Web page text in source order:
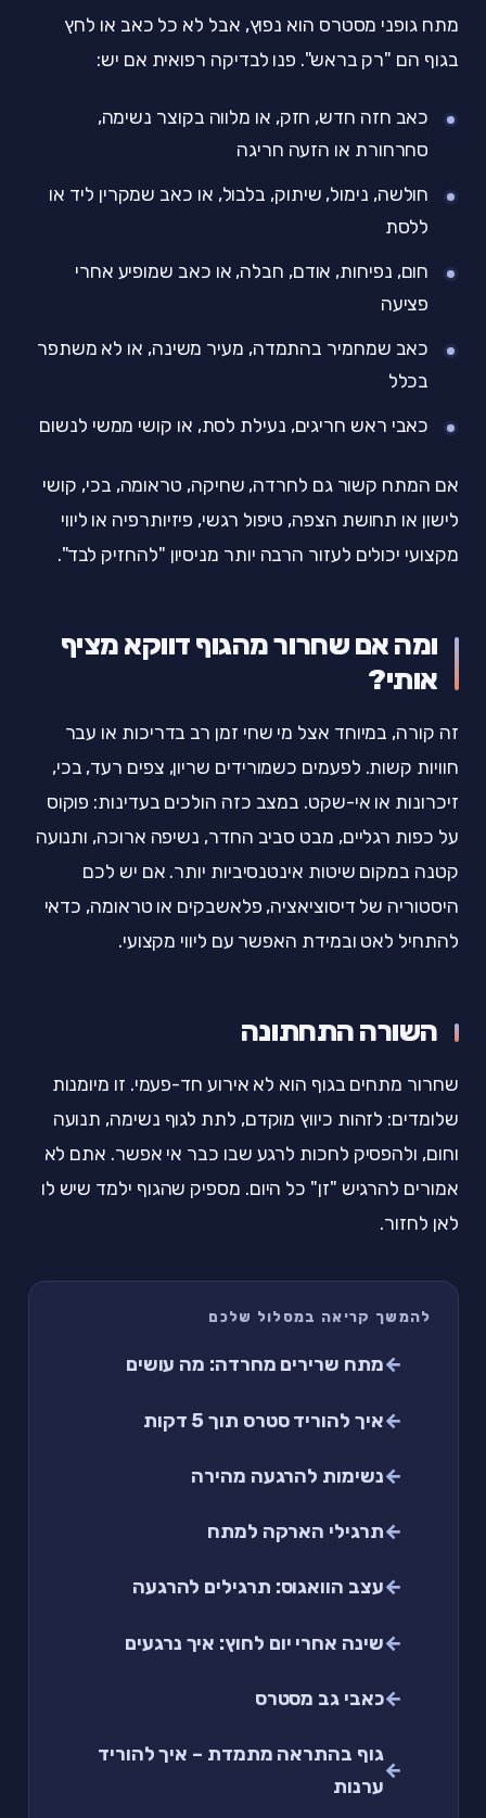
מתח גופני מסטרס הוא נפוץ, אבל לא כל כאב או לחץ
בגוף הם "רק בראש". פנו לבדיקה רפואית אם יש:
כאב חזה חדש, חזק, או מלווה בקוצר נשימה,
סחרחורת או הזעה חריגה
חולשה, נימול, שיתוק, בלבול, או כאב שמקרין ליד או
ללסת
חום, נפיחות, אודם, חבלה, או כאב שמופיע אחרי
פציעה
כאב שמחמיר בהתמדה, מעיר משינה, או לא משתפר
בכלל
כאבי ראש חריגים, נעילת לסת, או קושי ממשי לנשום
אם המתח קשור גם לחרדה, שחיקה, טראומה, בכי, קושי
לישון או תחושת הצפה, טיפול רגשי, פיזיותרפיה או ליווי
מקצועי יכולים לעזור הרבה יותר מניסיון "להחזיק לבד".
ומה אם שחרור מהגוף דווקא מציף
אותי?
זה קורה, במיוחד אצל מי שחי זמן רב בדריכות או עבר
חוויות קשות. לפעמים כשמורידים שריון, צפים רעד, בכי,
זיכרונות או אי-שקט. במצב כזה הולכים בעדינות: פוקוס
על כפות רגליים, מבט סביב החדר, נשיפה ארוכה, ותנועה
קטנה במקום שיטות אינטנסיביות יותר. אם יש לכם
היסטוריה של דיסוציאציה, פלאשבקים או טראומה, כדאי
להתחיל לאט ובמידת האפשר עם ליווי מקצועי.
השורה התחתונה
שחרור מתחים בגוף הוא לא אירוע חד-פעמי. זו מיומנות
שלומדים: לזהות כיווץ מוקדם, לתת לגוף נשימה, תנועה
וחום, ולהפסיק לחכות לרגע שבו כבר אי אפשר. אתם לא
אמורים להרגיש "זן" כל היום. מספיק שהגוף ילמד שיש לו
לאן לחזור.
להמשך קריאה במסלול שלכם
מתח שרירים מחרדה: מה עושים
איך להוריד סטרס תוך 5 דקות
נשימות להרגעה מהירה
תרגילי הארקה למתח
עצב הוואגוס: תרגילים להרגעה
שינה אחרי יום לחוץ: איך נרגעים
כאבי גב מסטרס
גוף בהתראה מתמדת – איך להוריד
ערנות